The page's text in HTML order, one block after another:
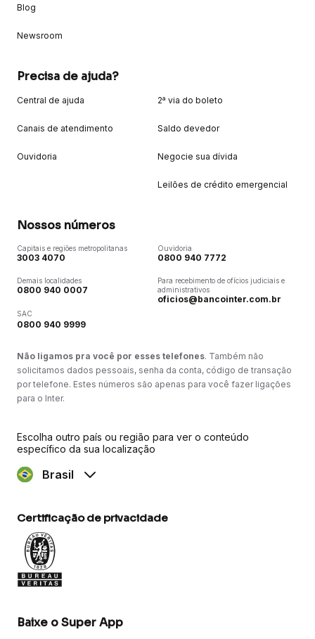
Blog
Newsroom
Precisa de ajuda?
Central de ajuda
Canais de atendimento
Ouvidoria
2ª via do boleto
Saldo devedor
Negocie sua dívida
Leilões de crédito emergencial
Nossos números
Capitais e regiões metropolitanas
3003 4070
Demais localidades
0800 940 0007
SAC
0800 940 9999
Ouvidoria
0800 940 7772
Para recebimento de ofícios judiciais e
administrativos
oficios@bancointer.com.br
Não ligamos pra você por esses telefones. Também não
solicitamos dados pessoais, senha da conta, código de transação
por telefone. Estes números são apenas para você fazer ligações
para o Inter.
Escolha outro país ou região para ver o conteúdo
específico da sua localização
Brasil
Certificação de privacidade
Baixe o Super App